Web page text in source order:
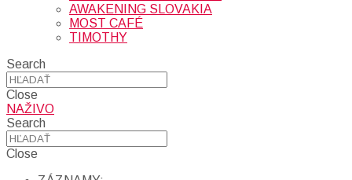
AWAKENING SLOVAKIA
MOST CAFÉ
TIMOTHY
Search
Close
NAŽIVO
Search
Close